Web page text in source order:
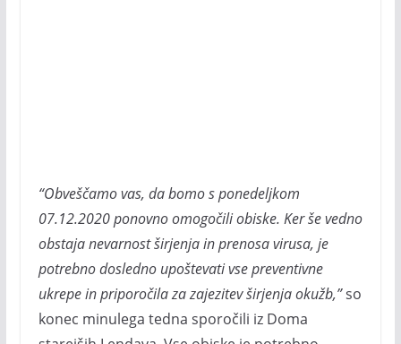
“Obveščamo vas, da bomo s ponedeljkom
07.12.2020 ponovno omogočili obiske. Ker še vedno
obstaja nevarnost širjenja in prenosa virusa, je
potrebno dosledno upoštevati vse preventivne
ukrepe in priporočila za zajezitev širjenja okužb,”so
konec minulega tedna sporočili iz Doma